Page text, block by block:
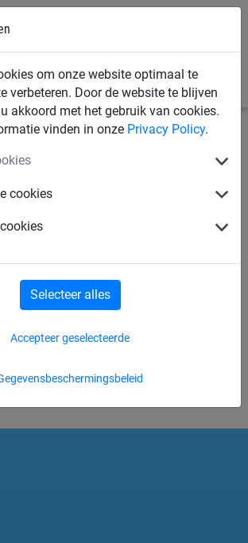
om onze website optimaal te
verbeteren. Door de website te blijven
akkoord met het gebruik van cookies.
vinden in onze Privacy Policy.
cookies
Accepteer geselecteerde
Selecteer alles
op maat van uw noden, wensen
hieronder ons aanbod netten &
alsook ons gamma touwen en